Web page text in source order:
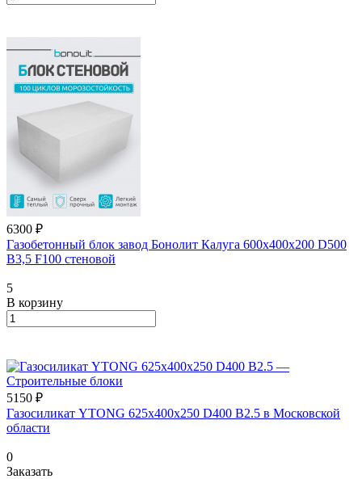
6300 ₽
Газобетонный блок завод Бонолит Калуга 600х400х200 D500
B3,5 F100 стеновой
5
В корзину
5150 ₽
Газосиликат YTONG 625х400х250 D400 В2.5 в Московской
области
0
Заказать